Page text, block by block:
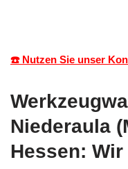
☎️ Nutzen Sie unser
Niederaula
Hessen: